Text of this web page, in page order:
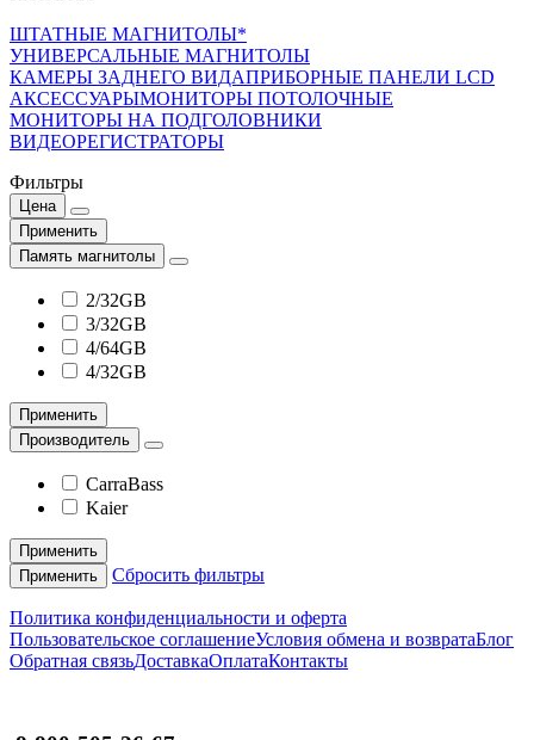
ШТАТНЫЕ МАГНИТОЛЫ*
УНИВЕРСАЛЬНЫЕ МАГНИТОЛЫ
КАМЕРЫ ЗАДНЕГО ВИДАПРИБОРНЫЕ ПАНЕЛИ LCD
АКСЕССУАРЫМОНИТОРЫ ПОТОЛОЧНЫЕ
МОНИТОРЫ НА ПОДГОЛОВНИКИ
ВИДЕОРЕГИСТРАТОРЫ
Фильтры
Цена
Применить
Память магнитолы
2/32GB
3/32GB
4/64GB
4/32GB
Применить
Производитель
CarraBass
Kaier
Применить
Применить
Сбросить фильтры
Политика конфиденциальности и оферта
Пользовательское соглашениеУсловия обмена и возвратаБлог
Обратная связьДоставкаОплатаКонтакты